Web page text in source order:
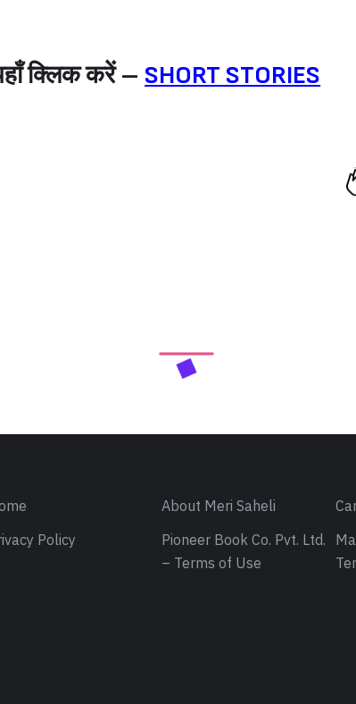
क्लिक करें–SHORT STORIES
About Meri Saheli
Policy
Pioneer Book Co. Pvt. Ltd.
– Terms of Use